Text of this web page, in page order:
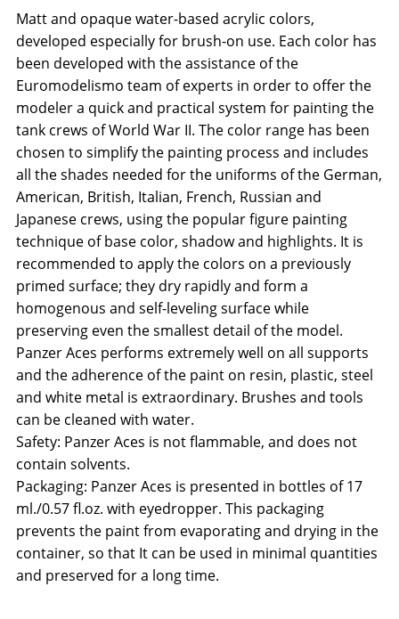
Matt and opaque water-based acrylic colors,
developed especially for brush-on use. Each color has
been developed with the assistance of the
Euromodelismo team of experts in order to offer the
modeler a quick and practical system for painting the
tank crews of World War II. The color range has been
chosen to simplify the painting process and includes
all the shades needed for the uniforms of the German,
American, British, Italian, French, Russian and
Japanese crews, using the popular figure painting
technique of base color, shadow and highlights. It is
recommended to apply the colors on a previously
primed surface; they dry rapidly and form a
homogenous and self-leveling surface while
preserving even the smallest detail of the model.
Panzer Aces performs extremely well on all supports
and the adherence of the paint on resin, plastic, steel
and white metal is extraordinary. Brushes and tools
can be cleaned with water.
Safety: Panzer Aces is not flammable, and does not
contain solvents.
Packaging: Panzer Aces is presented in bottles of 17
ml./0.57 fl.oz. with eyedropper. This packaging
prevents the paint from evaporating and drying in the
container, so that It can be used in minimal quantities
and preserved for a long time.